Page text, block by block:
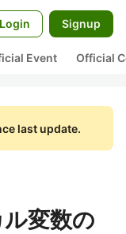
Login Signup
Event Official
last update.
変数の